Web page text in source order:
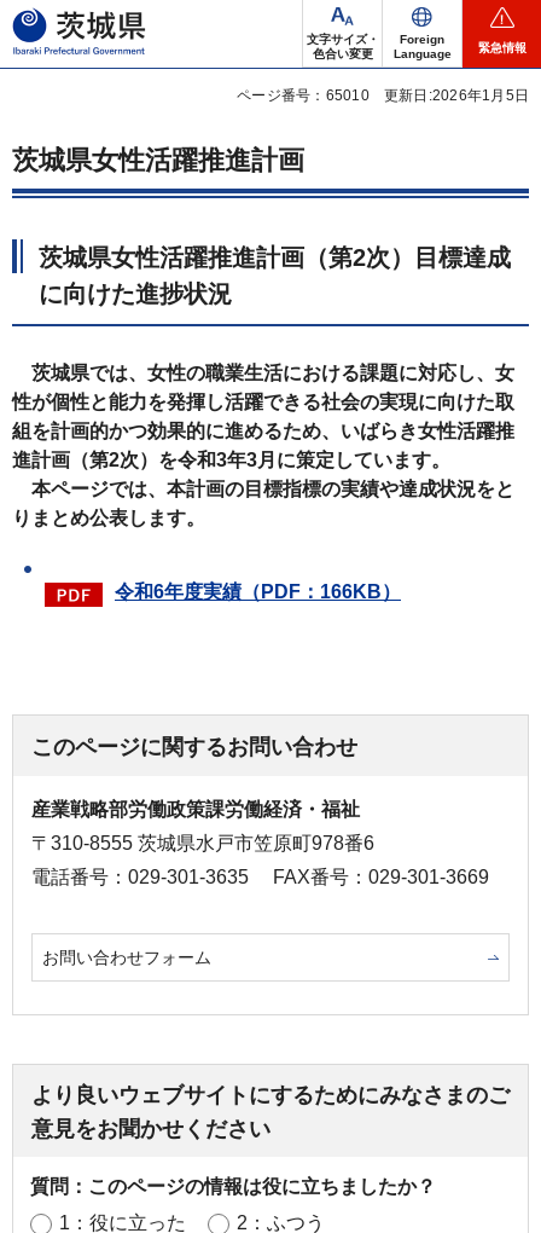
茨城県
文字サイズ・
色合い変更
Foreign
Language
緊急情報
ページ番号：65010 更新日:2026年1月5日
茨城県女性活躍推進計画
茨城県女性活躍推進計画（第2次）目標達成
に向けた進捗状況
茨城県では、女性の職業生活における課題に対応し、女
性が個性と能力を発揮し活躍できる社会の実現に向けた取
組を計画的かつ効果的に進めるため、いばらき女性活躍推
進計画（第2次）を令和3年3月に策定しています。
本ページでは、本計画の目標指標の実績や達成状況をと
りまとめ公表します。
令和6年度実績（PDF：166KB）
このページに関するお問い合わせ
産業戦略部労働政策課労働経済・福祉
〒310-8555 茨城県水戸市笠原町978番6
電話番号：029-301-3635
FAX番号：029-301-3669
お問い合わせフォーム
より良いウェブサイトにするためにみなさまのご
意見をお聞かせください
質問：このページの情報は役に立ちましたか？
1：役に立った
2：ふつう